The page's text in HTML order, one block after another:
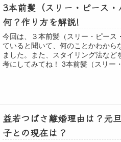
3本前髪（スリー・ピース
何？作り方を解説!
今回は、３本前髪（スリー・ピース
ていると聞いて、何のことかわから
ました。また、スタイリング法など
考にしてみてね！ 3本前髪（スリー
益若つばさ離婚理由は？元
子との現在は？